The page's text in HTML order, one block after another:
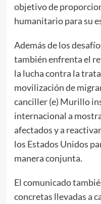
objetivo de
humanitario para su
Además de los
también enfrenta el
la lucha contra la
movilización de
canciller (e) Murillo
internacional a
afectados y a
los Estados Unidos
manera conjunta.
El comunicado
concretas llevadas a